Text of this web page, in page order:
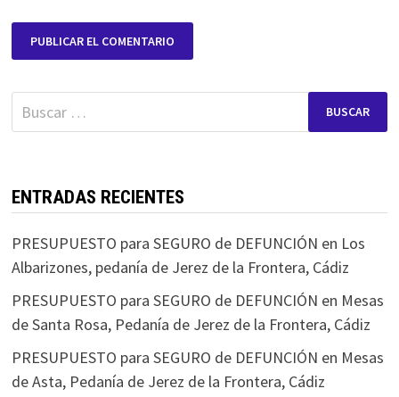
Buscar:
ENTRADAS RECIENTES
PRESUPUESTO para SEGURO de DEFUNCIÓN en Los
Albarizones, pedanía de Jerez de la Frontera, Cádiz
PRESUPUESTO para SEGURO de DEFUNCIÓN en Mesas
de Santa Rosa, Pedanía de Jerez de la Frontera, Cádiz
PRESUPUESTO para SEGURO de DEFUNCIÓN en Mesas
de Asta, Pedanía de Jerez de la Frontera, Cádiz